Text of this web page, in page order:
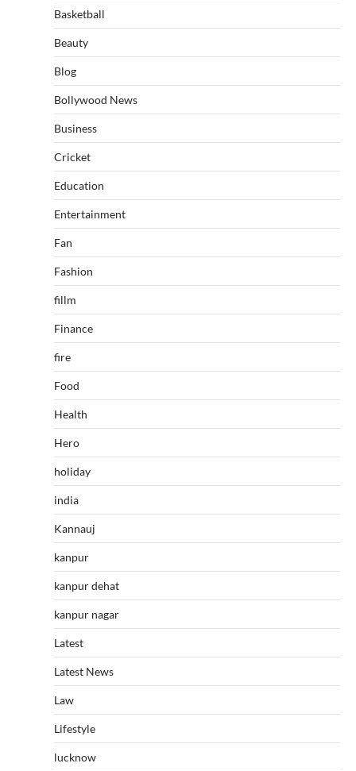
Basketball
Beauty
Blog
Bollywood News
Business
Cricket
Education
Entertainment
Fan
Fashion
fillm
Finance
fire
Food
Health
Hero
holiday
india
Kannauj
kanpur
kanpur dehat
kanpur nagar
Latest
Latest News
Law
Lifestyle
lucknow